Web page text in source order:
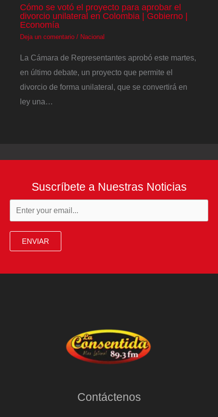
Cómo se votó el proyecto para aprobar el
divorcio unilateral en Colombia | Gobierno |
Economía
Deja un comentario / Nacional
La Cámara de Representantes aprobó este martes,
en último debate, un proyecto que permite el
divorcio de forma unilateral, que se convertirá en
ley una…
Suscríbete a Nuestras Noticias
ENVIAR
Contáctenos